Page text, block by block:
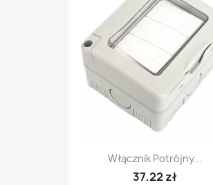
Włącznik Potrójny...
37,22 zł